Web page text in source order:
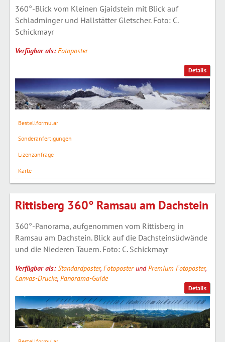
Details
360°-Blick vom Kleinen Gjaidstein mit Blick auf
Schladminger und Hallstätter Gletscher. Foto: C.
Schickmayr
Verfügbar als:Fotoposter
Bestellformular
Sonderanfertigungen
Lizenzanfrage
Karte
Details
Rittisberg 360° Ramsau am Dachstein
360°-Panorama, aufgenommen vom Rittisberg in
Ramsau am Dachstein. Blick auf die Dachsteinsüdwände
und die Niederen Tauern. Foto: C. Schickmayr
Verfügbar als:Standardposter, FotoposterundPremium Fotoposter,
Canvas-Drucke, Panorama-Guide